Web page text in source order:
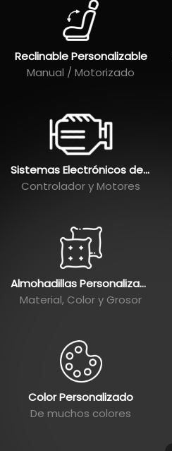
Reclinable Personalizable
Manual / Motorizado
Sistemas Electrónicos de Control
Controlador y Motores
Almohadillas Personalizadas
Material, Color y Grosor
Color Personalizado
De muchos colores